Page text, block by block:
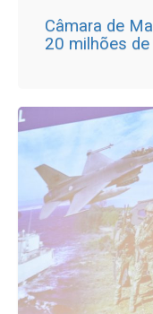
Câmara de
20 milhões